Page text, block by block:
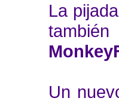
La
Un